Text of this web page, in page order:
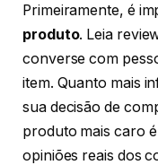
Primeiramente, é
produto. Leia
converse com
item. Quanto mais
sua decisão de
produto mais caro
opiniões reais dos